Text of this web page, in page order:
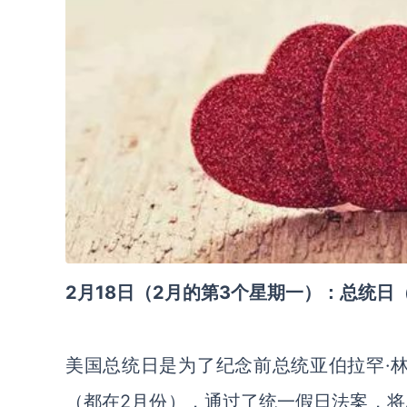
2月18日（2月的第3个星期一）：总统日
美国总统日是为了纪念前总统亚伯拉罕·
（都在2月份），通过了统一假日法案，